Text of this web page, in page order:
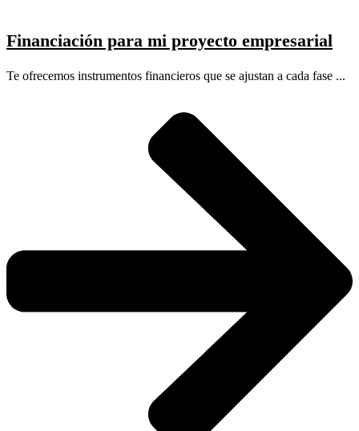
Financiación para mi proyecto empresarial
Te ofrecemos instrumentos financieros que se ajustan a cada fase ...